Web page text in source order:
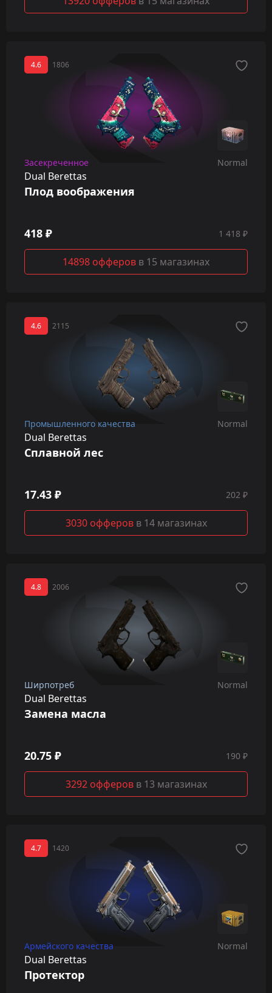
4.6 1806
Засекреченное Normal
Dual Berettas
Плод воображения
418 ₽ 1 418 ₽
14898 офферов в 15 магазинах
4.6 2115
Промышленного качества Normal
Dual Berettas
Сплавной лес
17.43 ₽ 202 ₽
3030 офферов в 14 магазинах
4.8 2006
Ширпотреб Normal
Dual Berettas
Замена масла
20.75 ₽ 190 ₽
3292 офферов в 13 магазинах
4.7 1420
Армейского качества Normal
Dual Berettas
Протектор